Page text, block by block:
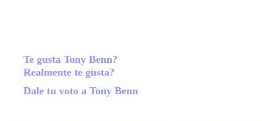
Te gusta Tony Benn?
Realmente te gusta?
Dale tu voto a Tony Benn